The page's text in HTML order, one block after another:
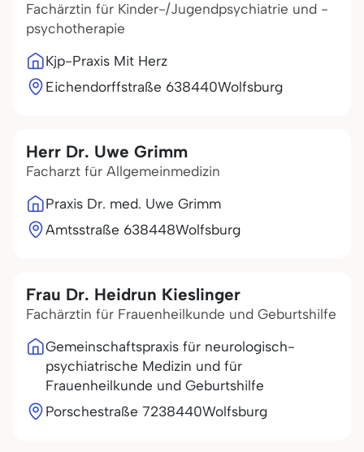
Fachärztin für Kinder-/Jugendpsychiatrie und -
psychotherapie
Kjp-Praxis Mit Herz
Eichendorffstraße 638440Wolfsburg
Herr Dr. Uwe Grimm
Facharzt für Allgemeinmedizin
Praxis Dr. med. Uwe Grimm
Amtsstraße 638448Wolfsburg
Frau Dr. Heidrun Kieslinger
Fachärztin für Frauenheilkunde und Geburtshilfe
Gemeinschaftspraxis für neurologisch-
psychiatrische Medizin und für
Frauenheilkunde und Geburtshilfe
Porschestraße 7238440Wolfsburg